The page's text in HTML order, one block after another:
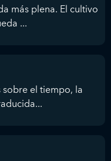
más plena. El cultivo
...
el tiempo, la